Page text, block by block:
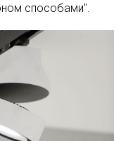
способами".